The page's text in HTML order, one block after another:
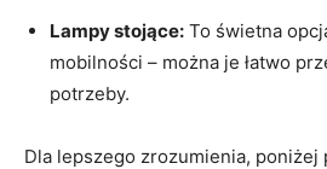
Lampy stojące: To świetna
mobilności – można je łatwo
potrzeby.
Dla lepszego zrozumienia, poniżej